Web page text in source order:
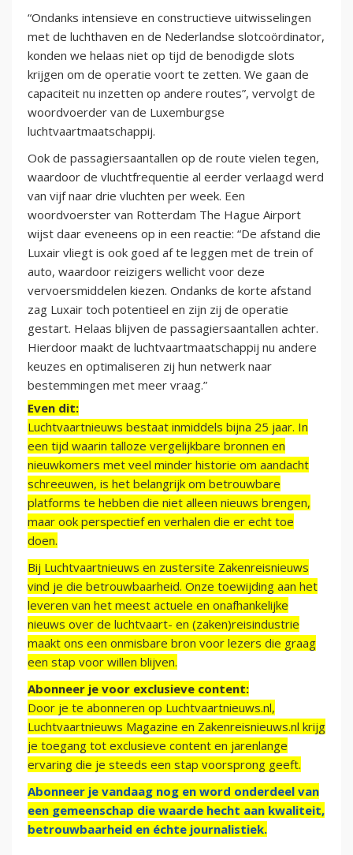
“Ondanks intensieve en constructieve uitwisselingen
met de luchthaven en de Nederlandse slotcoördinator,
konden we helaas niet op tijd de benodigde slots
krijgen om de operatie voort te zetten. We gaan de
capaciteit nu inzetten op andere routes”, vervolgt de
woordvoerder van de Luxemburgse
luchtvaartmaatschappij.
Ook de passagiersaantallen op de route vielen tegen,
waardoor de vluchtfrequentie al eerder verlaagd werd
van vijf naar drie vluchten per week. Een
woordvoerster van Rotterdam The Hague Airport
wijst daar eveneens op in een reactie: “De afstand die
Luxair vliegt is ook goed af te leggen met de trein of
auto, waardoor reizigers wellicht voor deze
vervoersmiddelen kiezen. Ondanks de korte afstand
zag Luxair toch potentieel en zijn zij de operatie
gestart. Helaas blijven de passagiersaantallen achter.
Hierdoor maakt de luchtvaartmaatschappij nu andere
keuzes en optimaliseren zij hun netwerk naar
bestemmingen met meer vraag.”
Even dit:
Luchtvaartnieuws bestaat inmiddels bijna 25 jaar. In
een tijd waarin talloze vergelijkbare bronnen en
nieuwkomers met veel minder historie om aandacht
schreeuwen, is het belangrijk om betrouwbare
platforms te hebben die niet alleen nieuws brengen,
maar ook perspectief en verhalen die er echt toe
doen.
Bij Luchtvaartnieuws en zustersite Zakenreisnieuws
vind je die betrouwbaarheid. Onze toewijding aan het
leveren van het meest actuele en onafhankelijke
nieuws over de luchtvaart- en (zaken)reisindustrie
maakt ons een onmisbare bron voor lezers die graag
een stap voor willen blijven.
Abonneer je voor exclusieve content:
Door je te abonneren op Luchtvaartnieuws.nl,
Luchtvaartnieuws Magazine en Zakenreisnieuws.nl krijg
je toegang tot exclusieve content en jarenlange
ervaring die je steeds een stap voorsprong geeft.
Abonneer je vandaag nog en word onderdeel van
een gemeenschap die waarde hecht aan kwaliteit,
betrouwbaarheid en échte journalistiek.